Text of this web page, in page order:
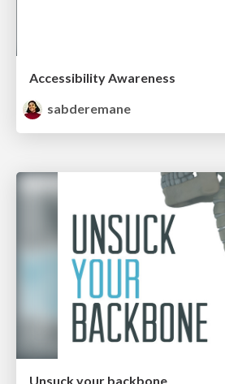
Accessibility Awareness
sabderemane
Unsuck your backbone